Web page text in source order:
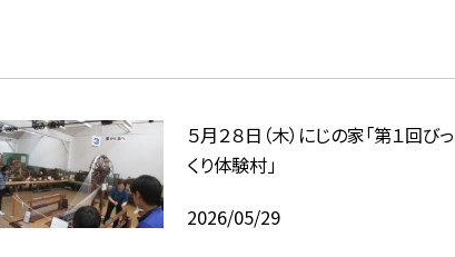
５月２８日（木）にじの家「第１回びっ
くり体験村」
2026/05/29